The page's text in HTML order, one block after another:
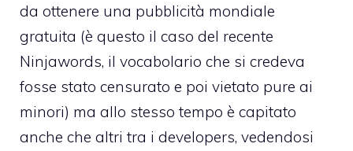
da ottenere una pubblicità mondiale
gratuita (è questo il caso del recente
Ninjawords, il vocabolario che si credeva
fosse stato censurato e poi vietato pure ai
minori) ma allo stesso tempo è capitato
anche che altri tra i developers, vedendosi